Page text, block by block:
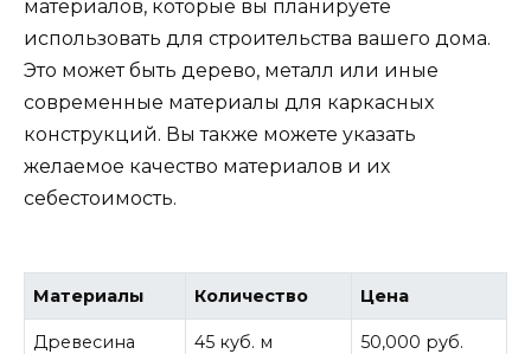
материалов, которые вы планируете
использовать для строительства вашего дома.
Это может быть дерево, металл или иные
современные материалы для каркасных
конструкций. Вы также можете указать
желаемое качество материалов и их
себестоимость.
Материалы Количество Цена
Древесина 45 куб. м 50,000 руб.